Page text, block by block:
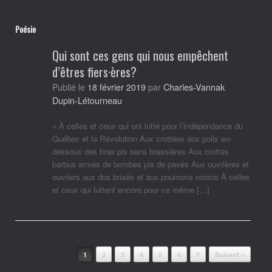
Poésie
Qui sont ces gens qui nous empêchent
d’êtres fiers·ères?
Publié le 18 février 2019 par Charles-Vannak
Dupin-Létourneau
« À celles et ceux qui ont lutté pour l’indépendance du
Québec et la Révolution Aux crottées aux poils en-
dessous des bras pis sans brassières Aux crottés
barbus armés de bombes pis de pavés Aux ouvrières et
ouvriers aux dos brisés et aux poumons noircis À celles
et ceux qui luttent encore pour ce même […]
1 2 3 4 5 6 7 Suivant »